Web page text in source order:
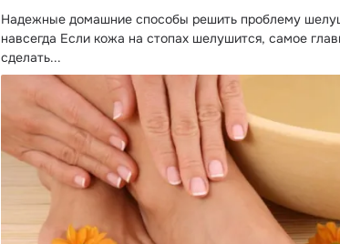
Надежные домашние способы решить проблему
навсегда Если кожа на стопах шелушится, самое
сделать...